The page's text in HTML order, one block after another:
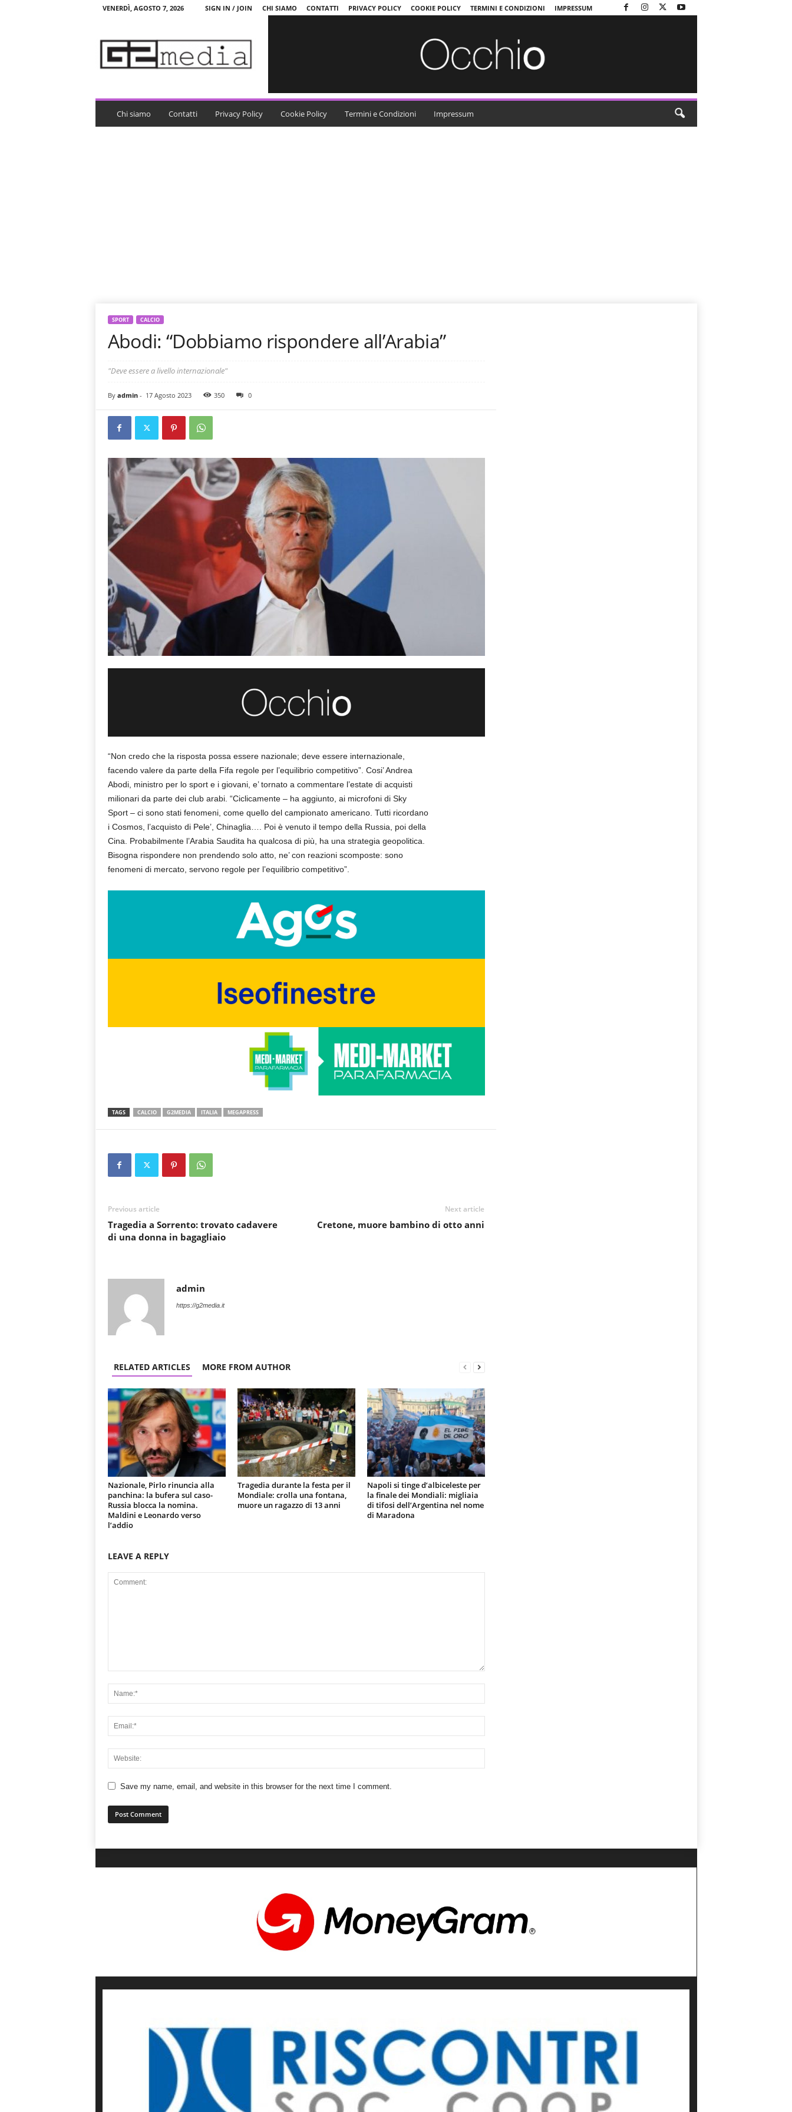
VENERDÌ, AGOSTO 7, 2026 SIGN IN / JOIN CHI SIAMO CONTATTI PRIVACY POLICY COOKIE POLICY TERMINI E CONDIZIONI IMPRESSUM
a
Chi siamo Contatti Privacy Policy Cookie Policy Termini e Condizioni Impressum
SPORT CALCIO
Abodi: “Dobbiamo rispondere all’Arabia”
"Deve essere a livello internazionale"
By admin- 17 Agosto 2023 350 0
“Non credo che la risposta possa essere nazionale; deve essere internazionale,
facendo valere da parte della Fifa regole per l’equilibrio competitivo”. Cosi’ Andrea
Abodi, ministro per lo sport e i giovani, e’ tornato a commentare l’estate di acquisti
milionari da parte dei club arabi. “Ciclicamente – ha aggiunto, ai microfoni di Sky
Sport – ci sono stati fenomeni, come quello del campionato americano. Tutti ricordano
i Cosmos, l’acquisto di Pele’, Chinaglia…. Poi è venuto il tempo della Russia, poi della
Cina. Probabilmente l’Arabia Saudita ha qualcosa di più, ha una strategia geopolitica.
Bisogna rispondere non prendendo solo atto, ne’ con reazioni scomposte: sono
fenomeni di mercato, servono regole per l’equilibrio competitivo”.
TAGS CALCIO G2MEDIA ITALIA MEGAPRESS
Previous article
Tragedia a Sorrento: trovato cadavere
di una donna in bagagliaio
Next article
Cretone, muore bambino di otto anni
admin
https://g2media.it
RELATED ARTICLES MORE FROM AUTHOR
Nazionale, Pirlo rinuncia alla
panchina: la bufera sul caso-
Russia blocca la nomina.
Maldini e Leonardo verso
l’addio
Tragedia durante la festa per il
Mondiale: crolla una fontana,
muore un ragazzo di 13 anni
Napoli si tinge d’albiceleste per
la finale dei Mondiali: migliaia
di tifosi dell’Argentina nel nome
di Maradona
LEAVE A REPLY
Save my name, email, and website in this browser for the next time I comment.